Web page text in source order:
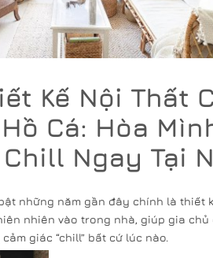
Kế Nội Thất
Cá: Hòa
Ngay Tại
những năm gần đây chính là thiết
nhiên vào trong nhà, giúp gia chủ
giác “chill” bất cứ lúc nào.